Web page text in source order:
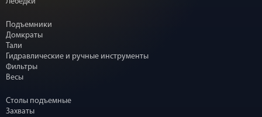
Подъемники
Домкраты
Тали
Гидравлические и ручные инструменты
Фильтры
Весы
Столы подъемные
Захваты